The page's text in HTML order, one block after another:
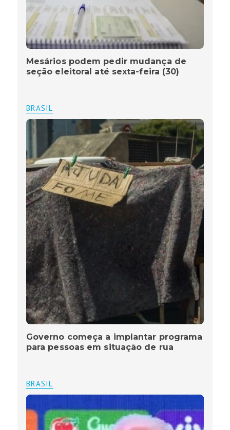
Mesários podem pedir mudança de
seção eleitoral até sexta-feira (30)
BRASIL
Governo começa a implantar programa
para pessoas em situação de rua
BRASIL